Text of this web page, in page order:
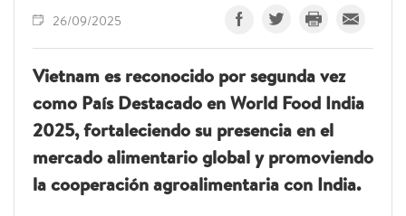
26/09/2025
Vietnam es reconocido por segunda vez
como País Destacado en World Food India
2025, fortaleciendo su presencia en el
mercado alimentario global y promoviendo
la cooperación agroalimentaria con India.